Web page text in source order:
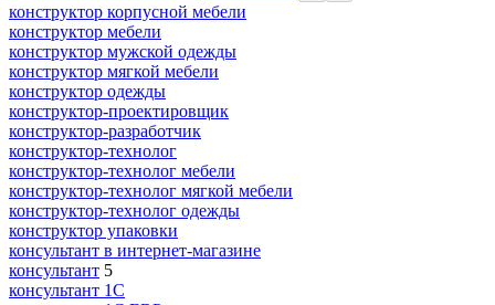
конструктор корпусной мебели
конструктор мебели
конструктор мужской одежды
конструктор мягкой мебели
конструктор одежды
конструктор-проектировщик
конструктор-разработчик
конструктор-технолог
конструктор-технолог мебели
конструктор-технолог мягкой мебели
конструктор-технолог одежды
конструктор упаковки
консультaнт в интернет-мaгазине
консультант 5
консультант 1С